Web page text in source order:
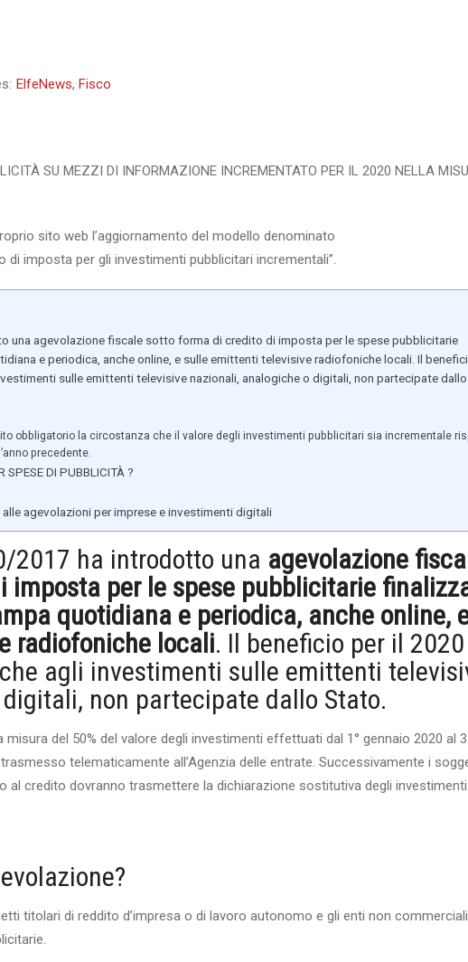
ElfeNews, Fisco
SU MEZZI DI INFORMAZIONE INCREMENTATO PER IL 2020 NELLA
sito web l’aggiornamento del modello denominato
imposta per gli investimenti pubblicitari incrementali”.
una agevolazione fiscale sotto forma di credito di imposta per le spese pubblicitarie
e periodica, anche online, e sulle emittenti televisive radiofoniche locali. Il
sulle emittenti televisive nazionali, analogiche o digitali, non partecipate dallo
obbligatorio la circostanza che il valore degli investimenti pubblicitari sia incrementale
precedente.
SPESE DI PUBBLICITÀ ?
agevolazioni per imprese e investimenti digitali
2017 ha introdotto una agevolazione
imposta per le spese pubblicitarie
quotidiana e periodica, anche online,
radiofoniche locali. Il beneficio per il
agli investimenti sulle emittenti
non partecipate dallo Stato.
del 50% del valore degli investimenti effettuati dal 1° gennaio 2020 al
telematicamente all’Agenzia delle entrate. Successivamente i
al credito dovranno trasmettere la dichiarazione sostitutiva degli investimenti
titolari di reddito d’impresa o di lavoro autonomo e gli enti non